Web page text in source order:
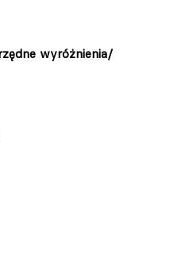
wyróżnienia/